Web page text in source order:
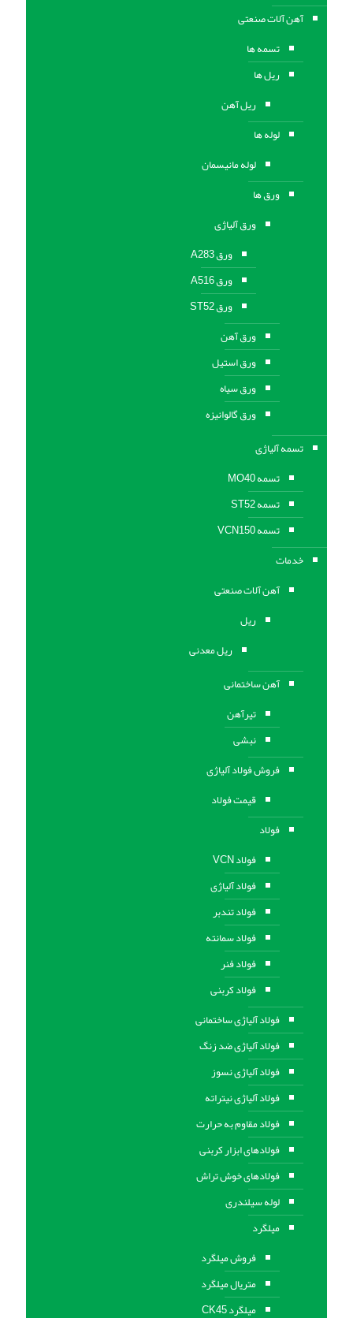
آهن آلات صنعتی
تسمه ها
ریل ها
ریل آهن
لوله ها
لوله مانیسمان
ورق ها
ورق آلیاژی
ورق A283
ورق A516
ورق ST52
ورق آهن
ورق استیل
ورق سیاه
ورق گالوانیزه
تسمه آلیاژی
تسمه MO40
تسمه ST52
تسمه VCN150
خدمات
آهن آلات صنعتی
ریل
ریل معدنی
آهن ساختمانی
تیرآهن
نبشی
فروش فولاد آلیاژی
قیمت فولاد
فولاد
فولاد VCN
فولاد آلیاژی
فولاد تندبر
فولاد سمانته
فولاد فنر
فولاد کربنی
فولاد آلیاژی ساختمانی
فولاد آلیاژی ضد زنگ
فولاد آلیاژی نسوز
فولاد آلیاژی نیتراته
فولاد مقاوم به حرارت
فولادهای ابزار کربنی
فولادهای خوش تراش
لوله سیلندری
میلگرد
فروش میلگرد
متریال میلگرد
میلگرد CK45